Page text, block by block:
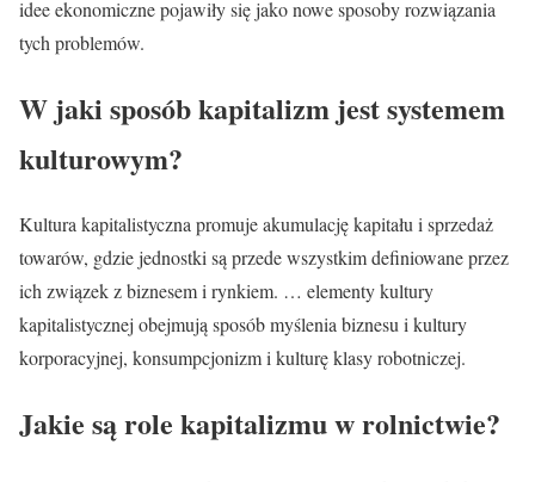
idee ekonomiczne pojawiły się jako nowe sposoby rozwiązania
tych problemów.
W jaki sposób kapitalizm jest systemem
kulturowym?
Kultura kapitalistyczna promuje akumulację kapitału i sprzedaż
towarów, gdzie jednostki są przede wszystkim definiowane przez
ich związek z biznesem i rynkiem. … elementy kultury
kapitalistycznej obejmują sposób myślenia biznesu i kultury
korporacyjnej, konsumpcjonizm i kulturę klasy robotniczej.
Jakie są role kapitalizmu w rolnictwie?